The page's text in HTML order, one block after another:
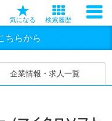
気になる 検索履歴
ちらから
企業情報・求人一覧